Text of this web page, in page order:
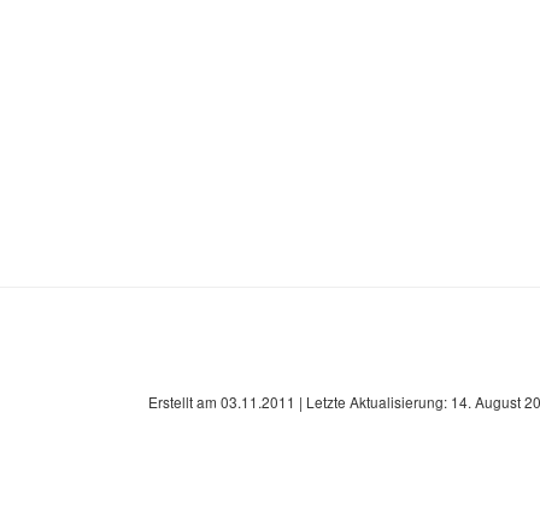
Erstellt am 03.11.2011 | Letzte Aktualisierung: 14. August